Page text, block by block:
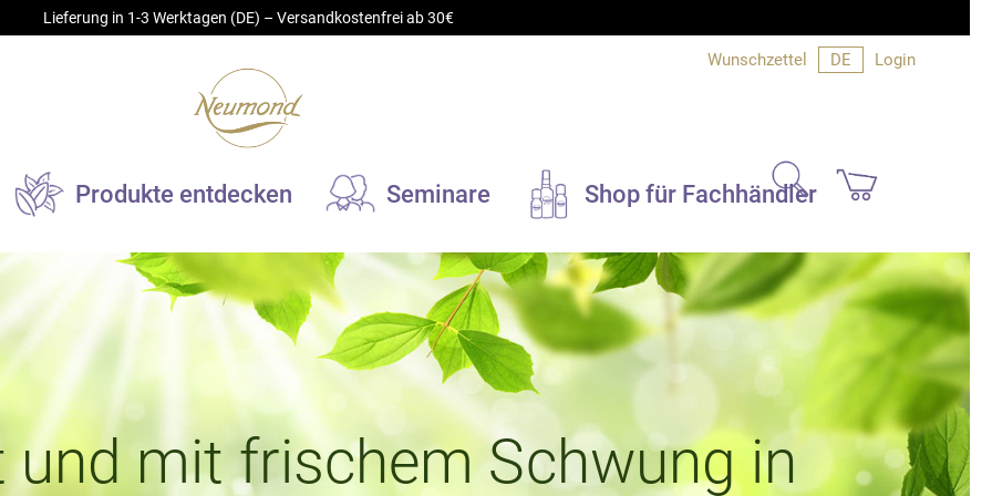
Lieferung in 1-3 Werktagen (DE) – Versandkostenfrei ab 30€
Wunschzettel DE Login
Produkte entdecken
und Massageöle
und Balsame
Duftobjekte
Elektrische Duftobjekte
Kerzen und Duftlampen
Spezialreiniger für Duftgeräte
Aromastick
Duftkeramik
Duftsets und
Geschenke
Bücher und Info
Bücher
Produktinfo
Seminare Shop für Fachhändlersearch
und mit frischem Schwung in